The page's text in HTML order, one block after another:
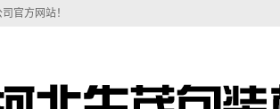
官方网站！